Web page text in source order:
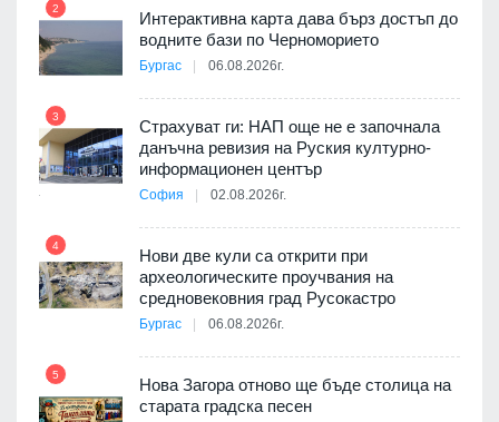
2
Интерактивна карта дава бърз достъп до
водните бази по Черноморието
Бургас 06.08.2026г.
3
Страхуват ги: НАП още не е започнала
данъчна ревизия на Руския културно-
информационен център
София 02.08.2026г.
4
Нови две кули са открити при
археологическите проучвания на
средновековния град Русокастро
Бургас 06.08.2026г.
5
Нова Загора отново ще бъде столица на
старата градска песен